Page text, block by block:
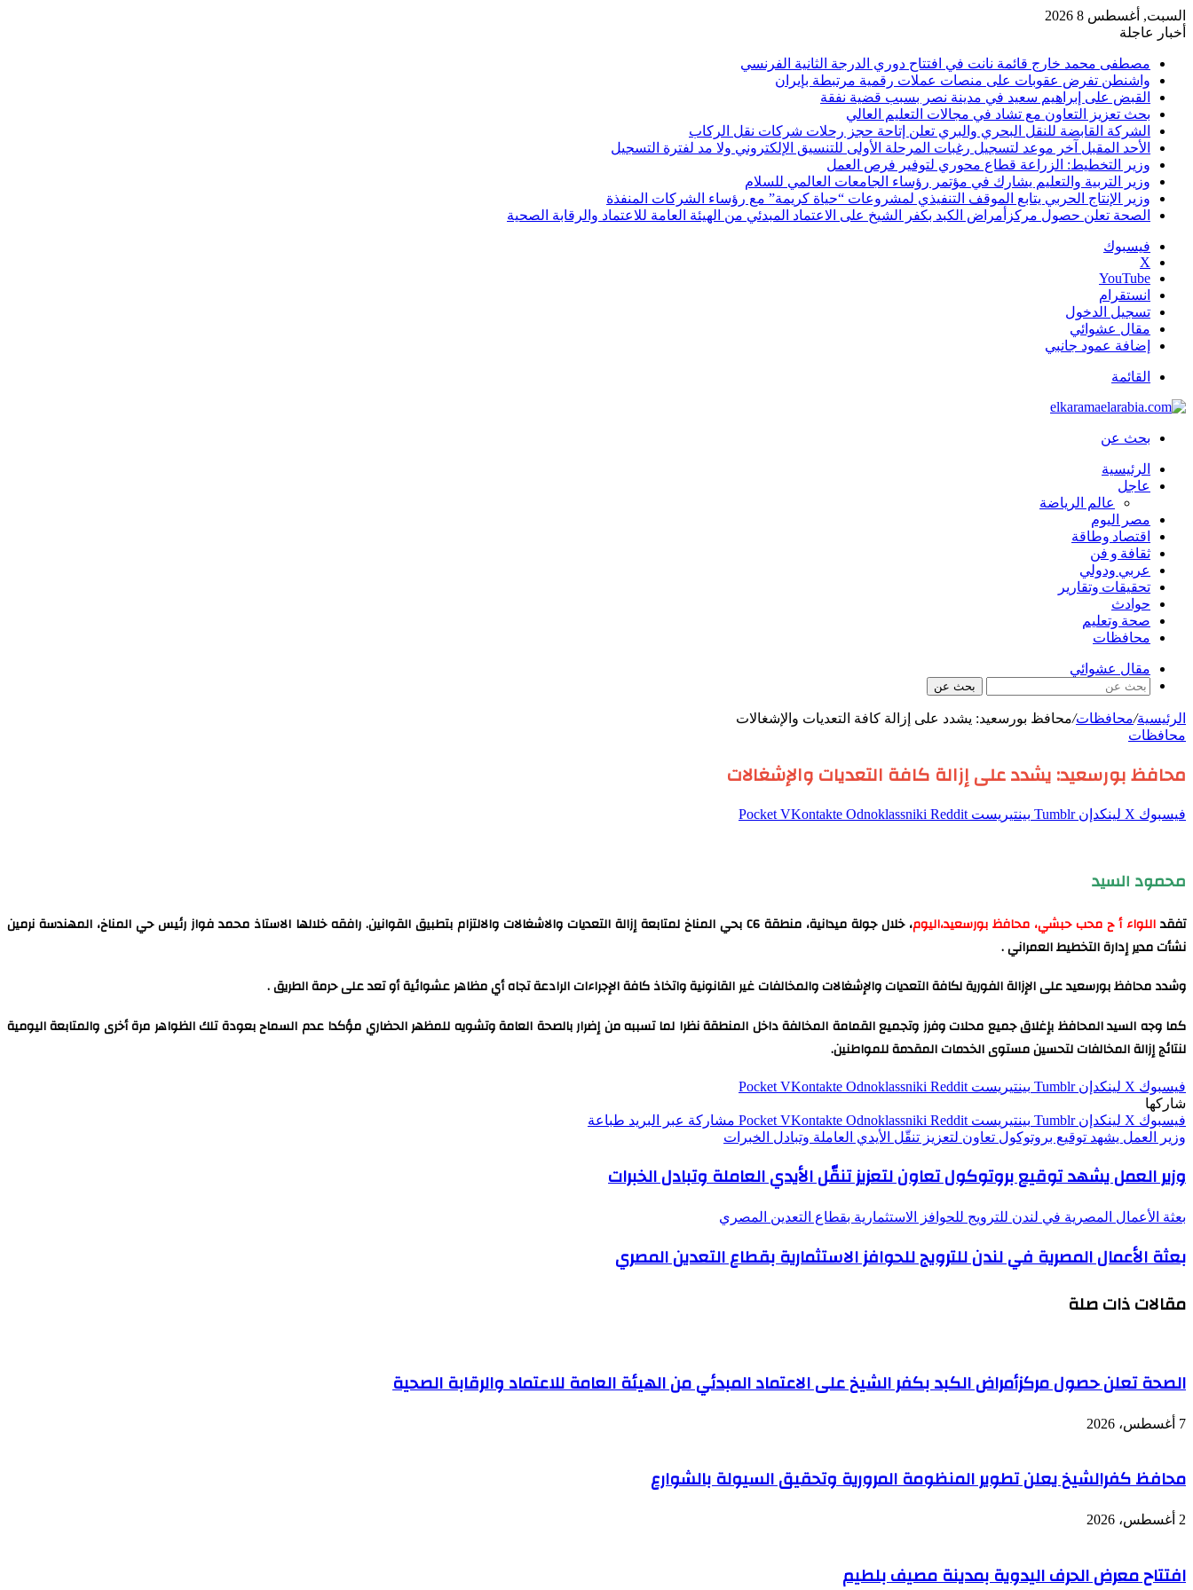
السبت, أغسطس 8 2026
أخبار عاجلة
مصطفى محمد خارج قائمة نانت في افتتاح دوري الدرجة الثانية الفرنسي
واشنطن تفرض عقوبات على منصات عملات رقمية مرتبطة بإيران
القبض على إبراهيم سعيد في مدينة نصر بسبب قضية نفقة
بحث تعزيز التعاون مع تشاد في مجالات التعليم العالي
الشركة القابضة للنقل البحري والبري تعلن إتاحة حجز رحلات شركات نقل الركاب
الأحد المقبل آخر موعد لتسجيل رغبات المرحلة الأولى للتنسيق الإلكتروني ولا مد لفترة التسجيل
وزير التخطيط: الزراعة قطاع محوري لتوفير فرص العمل
وزير التربية والتعليم يشارك في مؤتمر رؤساء الجامعات العالمي للسلام
وزير الإنتاج الحربي يتابع الموقف التنفيذي لمشروعات “حياة كريمة” مع رؤساء الشركات المنفذة
الصحة تعلن حصول مركزأمراض الكبد بكفر الشيخ على الاعتماد المبدئي من الهيئة العامة للاعتماد والرقابة الصحية
فيسبوك
‫X
‫YouTube
انستقرام
تسجيل الدخول
مقال عشوائي
إضافة عمود جانبي
القائمة
بحث عن
الرئيسية
عاجل
عالم الرياضة
مصر اليوم
اقتصاد وطاقة
ثقافة و فن
عربي ودولي
تحقيقات وتقارير
حوادث
صحة وتعليم
محافظات
مقال عشوائي
بحث عن
الرئيسية/محافظات/محافظ بورسعيد: يشدد على إزالة كافة التعديات والإشغالات
محافظات
محافظ بورسعيد: يشدد على إزالة كافة التعديات والإشغالات
فيسبوك ‫X لينكدإن بينتيريست Odnoklassniki
‫Pocket
محمود السيد
تفقداللواء أ ح محب حبشي، محافظ بورسعيد،اليوم
، خلال جولة ميدانية، منطقة C6 بحي المناخ لمتابعة إزالة التعديات والاشغالات والالتزام بتطبيق القوانين. رافقه خلالها الاستاذ محمد فواز رئيس حي المناخ، المهندسة نرمين
نشأت مدير إدارة التخطيط العمراني .
وشدد محافظ بورسعيد على الإزالة الفورية لكافة التعديات والإشغالات والمخالفات غير القانونية واتخاذ كافة الإجراءات الرادعة تجاه أي مظاهر عشوائية أو تعد على حرمة الطريق .
كما وجه السيد المحافظ بإغلاق جميع محلات وفرز وتجميع القمامة المخالفة داخل المنطقة نظرا لما تسببه من إضرار بالصحة العامة وتشويه للمظهر الحضاري مؤكدا عدم السماح بعودة تلك الظواهر مرة أخرى والمتابعة اليومية
لنتائج إزالة المخالفات لتحسين مستوى الخدمات المقدمة للمواطنين.
فيسبوك ‫X لينكدإن بينتيريست Odnoklassniki
‫Pocket
شاركها
فيسبوك ‫X لينكدإن بينتيريست Odnoklassniki
‫Pocket مشاركة عبر البريد طباعة
وزير العمل يشهد توقيع بروتوكول تعاون لتعزيز تنقّل الأيدي العاملة وتبادل الخبرات
وزير العمل يشهد توقيع بروتوكول تعاون لتعزيز تنقّل الأيدي العاملة وتبادل الخبرات
بعثة الأعمال المصرية في لندن للترويج للحوافز الاستثمارية بقطاع التعدين المصري
بعثة الأعمال المصرية في لندن للترويج للحوافز الاستثمارية بقطاع التعدين المصري
مقالات ذات صلة
الصحة تعلن حصول مركزأمراض الكبد بكفر الشيخ على الاعتماد المبدئي من الهيئة العامة للاعتماد والرقابة الصحية
7 أغسطس، 2026
محافظ كفرالشيخ يعلن تطوير المنظومة المرورية وتحقيق السيولة بالشوارع
2 أغسطس، 2026
افتتاح معرض الحرف اليدوية بمدينة مصيف بلطيم